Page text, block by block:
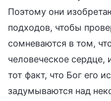
Поэтому они
подходов, чтобы
сомневаются в том,
человеческое сердце,
тот факт, что Бог его
задумываются над